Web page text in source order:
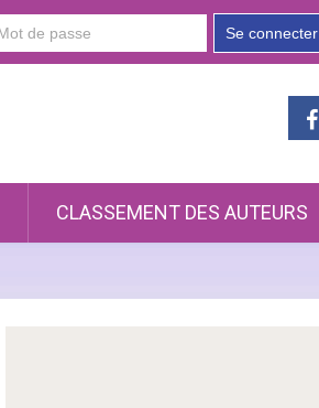
Se connecter
CLASSEMENT DES AUTEURS